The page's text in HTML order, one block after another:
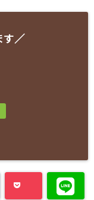
す／